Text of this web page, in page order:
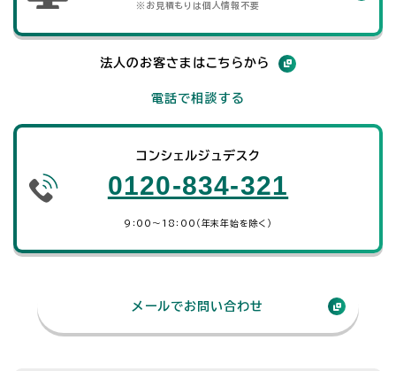
※お見積もりは個人情報不要
法人のお客さまはこちらから
電話で相談する
コンシェルジュデスク
0120-834-321
9：00～18：00（年末年始を除く）
メールでお問い合わせ